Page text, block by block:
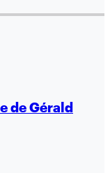
de Gérald